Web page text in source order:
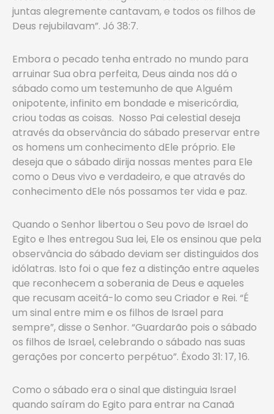
juntas alegremente cantavam, e todos os filhos de
Deus rejubilavam”. Jó 38:7.
Embora o pecado tenha entrado no mundo para
arruinar Sua obra perfeita, Deus ainda nos dá o
sábado como um testemunho de que Alguém
onipotente, infinito em bondade e misericórdia,
criou todas as coisas. Nosso Pai celestial deseja
através da observância do sábado preservar entre
os homens um conhecimento dEle próprio. Ele
deseja que o sábado dirija nossas mentes para Ele
como o Deus vivo e verdadeiro, e que através do
conhecimento dEle nós possamos ter vida e paz.
Quando o Senhor libertou o Seu povo de Israel do
Egito e lhes entregou Sua lei, Ele os ensinou que pela
observância do sábado deviam ser distinguidos dos
idólatras. Isto foi o que fez a distinção entre aqueles
que reconhecem a soberania de Deus e aqueles
que recusam aceitá-lo como seu Criador e Rei. “É
um sinal entre mim e os filhos de Israel para
sempre”, disse o Senhor. “Guardarão pois o sábado
os filhos de Israel, celebrando o sábado nas suas
gerações por concerto perpétuo”. Êxodo 31: 17, 16.
Como o sábado era o sinal que distinguia Israel
quando saíram do Egito para entrar na Canaã